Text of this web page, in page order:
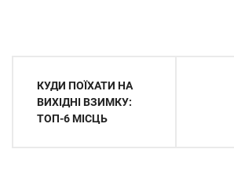
записів
КУДИ ПОЇХАТИ НА
ВИХІДНІ ВЗИМКУ:
ТОП-6 МІСЦЬ